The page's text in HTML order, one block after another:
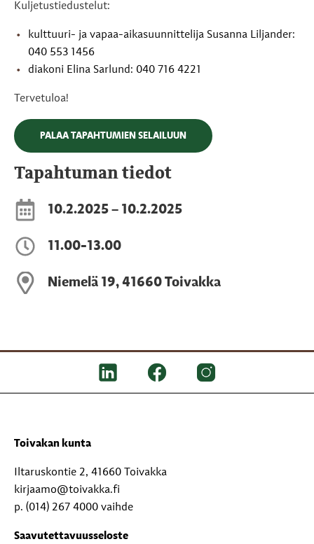
Kuljetustiedustelut:
kulttuuri- ja vapaa-aikasuunnittelija Susanna Liljander:
040 553 1456
diakoni Elina Sarlund: 040 716 4221
Tervetuloa!
PALAA TAPAHTUMIEN SELAILUUN
Tapahtuman tiedot
10.2.2025 – 10.2.2025
11.00-13.00
Niemelä 19, 41660 Toivakka
Toivakan kunta
Iltaruskontie 2, 41660 Toivakka
kirjaamo@toivakka.fi
p. (014) 267 4000 vaihde
Saavutettavuusseloste